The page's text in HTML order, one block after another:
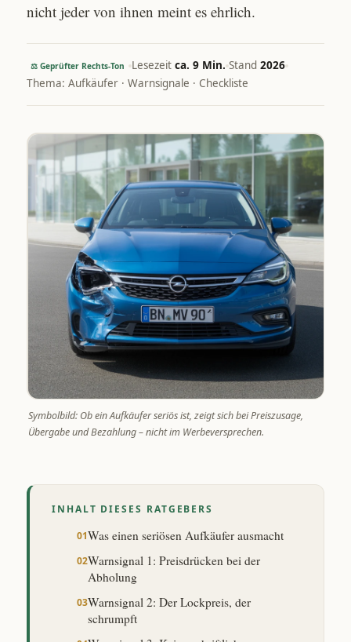
nicht jeder von ihnen meint es ehrlich.
⚖ Geprüfter Rechts-Ton Lesezeitca. 9 Min. Stand2026
Thema: Aufkäufer · Warnsignale · Checkliste
Symbolbild: Ob ein Aufkäufer seriös ist, zeigt sich bei Preiszusage,
Übergabe und Bezahlung – nicht im Werbeversprechen.
INHALT DIESES RATGEBERS
Was einen seriösen Aufkäufer ausmacht
Warnsignal 1: Preisdrücken bei der
Abholung
Warnsignal 2: Der Lockpreis, der
schrumpft